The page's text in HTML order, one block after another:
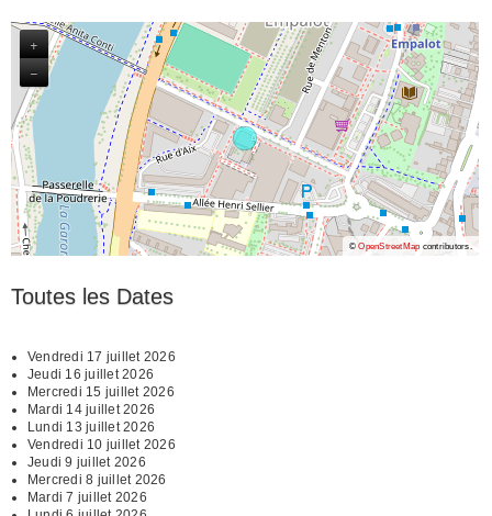
+
−
©OpenStreetMap contributors.
Toutes les Dates
Vendredi 17 juillet 2026
Jeudi 16 juillet 2026
Mercredi 15 juillet 2026
Mardi 14 juillet 2026
Lundi 13 juillet 2026
Vendredi 10 juillet 2026
Jeudi 9 juillet 2026
Mercredi 8 juillet 2026
Mardi 7 juillet 2026